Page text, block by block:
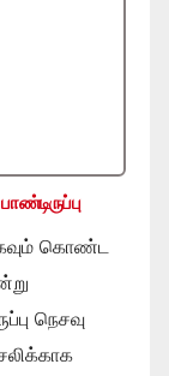
கொண்ட
நெசவு